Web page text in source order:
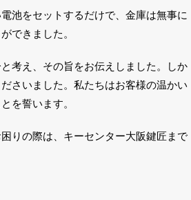
池をセットするだけで、金庫は無事に
できました。
考え、その旨をお伝えしました。しか
さいました。私たちはお客様の温かい
を誓います。
りの際は、キーセンター大阪鍵匠まで